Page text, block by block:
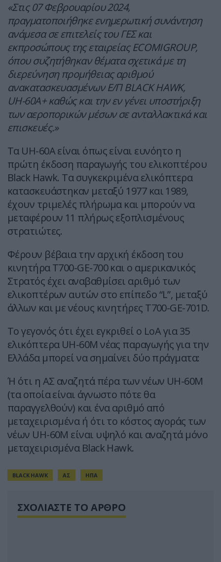
«Στις 07 Φεβρουαρίου 2024,
πραγματοποιήθηκε ενημερωτική συνάντηση
ανάμεσα σε επιτελείς του ΓΕΣ και
εκπροσώπους της εταιρείας ECOMIGROUP,
όπου συζητήθηκαν θέματα σχετικά με τη
διερεύνηση προμήθειας αριθμού
ανακατασκευασμένων Ε/Π BLACK HAWK,
UΗ-60A+ καθώς και την εν γένει υποστήριξη
των αεροπορικών μέσων σε ανταλλακτικά και
επισκευές.»
Τα UH-60A είναι όπως είναι ευνόητο η
πρώτη έκδοση παραγωγής του ελικοπτέρου
Black Hawk. Τα συγκεκριμένα ελικόπτερα
κατασκευάστηκαν μεταξύ 1977 και 1989,
έχουν τριμελές πλήρωμα και μπορούν να
μεταφέρουν 11 πλήρως εξοπλισμένους
στρατιώτες.
Φέρουν βέβαια την αρχική έκδοση του
κινητήρα T700-GE-700 και ο αμερικανικός
Στρατός έχει αναβαθμίσει αριθμό των
ελικοπτέρων αυτών στο επίπεδο “L”, μεταξύ
άλλων και με νέους κινητήρες T700-GE-701D.
Το γεγονός ότι έχει εγκριθεί ο LoA για 35
ελικόπτερα UH-60M νέας παραγωγής για την
Ελλάδα μπορεί να σημαίνει δύο πράγματα:
Ή ότι η ΑΣ αναζητά πέρα των νέων UH-60M
(τα οποία είναι άγνωστο πότε θα
παραγγελθούν) και ένα αριθμό από
μεταχειρισμένα ή ότι το κόστος αγοράς των
νέων UH-60M είναι υψηλό και αναζητά μόνο
μεταχειρισμένα Black Hawk.
BLACK HAWK ΑΣ ΗΠΑ
ΣΧΟΛΙΑΣΤΕ ΤΟ ΑΡΘΡΟ